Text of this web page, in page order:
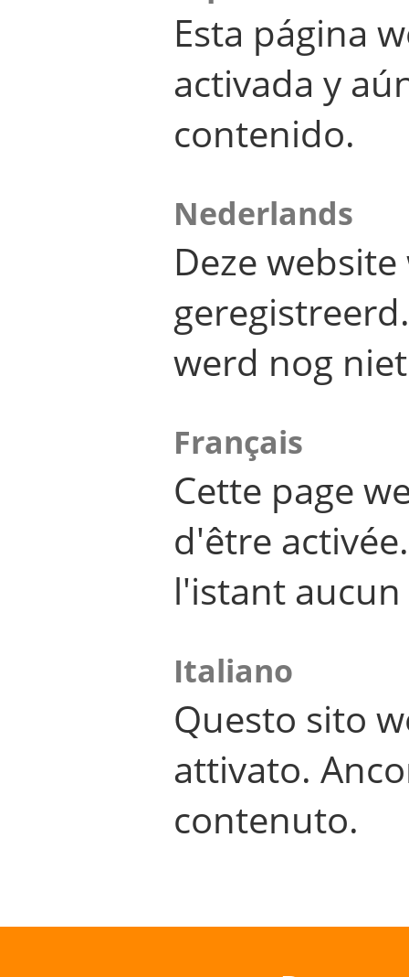
Esta página
activada y
contenido.
Nederlands
Deze
werd nog
Français
Cette page
d'être
l'istant
Italiano
Questo sito
attivato.
contenuto.